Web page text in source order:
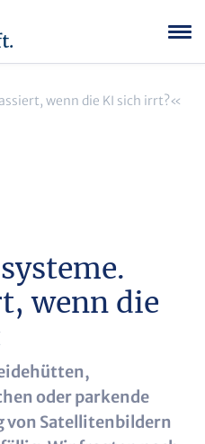
wenn die KI sich irrt?«
wenn die
oder parkende
von Satellitenbildern